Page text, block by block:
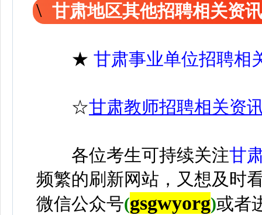
甘肃地区其他招聘相关资
★ 甘肃事业单位招聘相
☆甘肃教师招聘相关资
各位考生可持续关注甘
频繁的刷新网站，又想及时
微信公众号(gsgwyorg)或者